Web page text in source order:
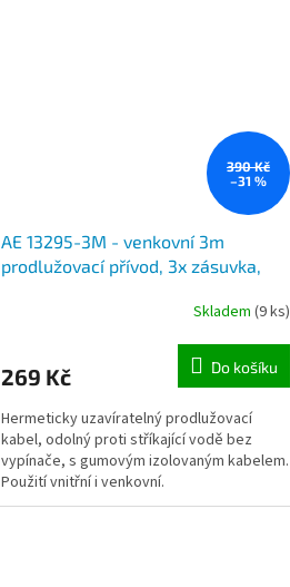
390 Kč
–31 %
AE 13295-3M - venkovní 3m
prodlužovací přívod, 3x zásuvka,
Skladem (9 ks)
269 Kč Do košíku
Hermeticky uzavíratelný prodlužovací
kabel, odolný proti stříkající vodě bez
vypínače, s gumovým izolovaným kabelem.
Použití vnitřní i venkovní.